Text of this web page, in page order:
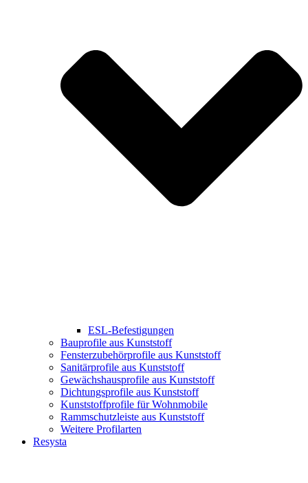
ESL-Befestigungen
Bauprofile aus Kunststoff
Fensterzubehörprofile aus Kunststoff
Sanitärprofile aus Kunststoff
Gewächshausprofile aus Kunststoff
Dichtungsprofile aus Kunststoff
Kunststoffprofile für Wohnmobile
Rammschutzleiste aus Kunststoff
Weitere Profilarten
Resysta